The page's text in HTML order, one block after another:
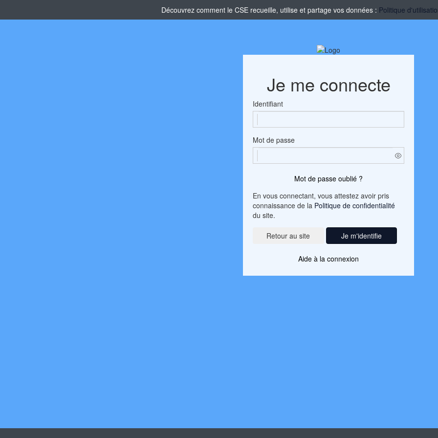
Découvrez comment le CSE recueille, utilise et partage vos données : Politique
Je me connecte
Identifiant
Mot de passe
Mot de passe oublié ?
En vous connectant, vous attestez avoir pris
connaissance de la Politique de confidentialité
du site.
Je m'identifie
Aide à la connexion